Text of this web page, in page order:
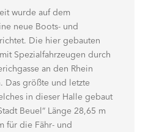
wurde auf dem
neue Boots- und
Die hier gebauten
Spezialfahrzeugen durch
an den Rhein
Das größte und letzte
in dieser Halle gebaut
Beuel“ Länge 28,65 m
für die Fähr- und